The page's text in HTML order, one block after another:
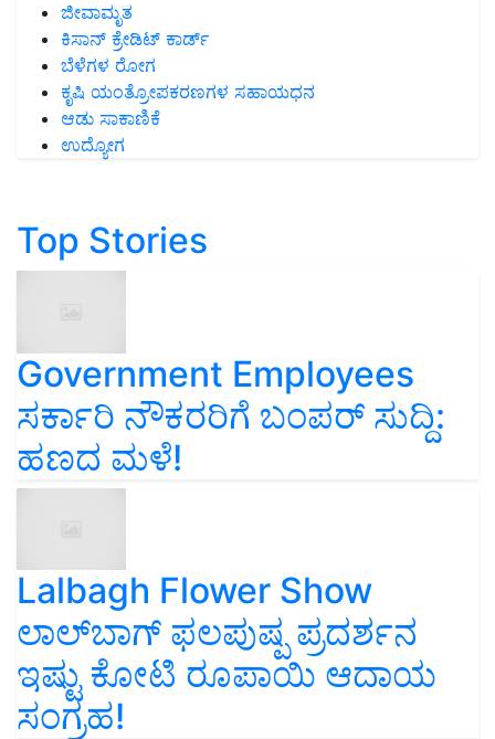
ಜೀವಾಮೃತ
ಕಿಸಾನ್ ಕ್ರೇಡಿಟ್ ಕಾರ್ಡ್
ಬೆಳೆಗಳ ರೋಗ
ಕೃಷಿ ಯಂತ್ರೋಪಕರಣಗಳ ಸಹಾಯಧನ
ಆಡು ಸಾಕಾಣಿಕೆ
ಉದ್ಯೋಗ
Top Stories
Government Employees
ಸರ್ಕಾರಿ ನೌಕರರಿಗೆ ಬಂಪರ್‌ ಸುದ್ದಿ:
ಹಣದ ಮಳೆ!
Lalbagh Flower Show
ಲಾಲ್‌ಬಾಗ್ ಫಲಪುಷ್ಪ ಪ್ರದರ್ಶನ
ಇಷ್ಟು ಕೋಟಿ ರೂಪಾಯಿ ಆದಾಯ
ಸಂಗ್ರಹ!